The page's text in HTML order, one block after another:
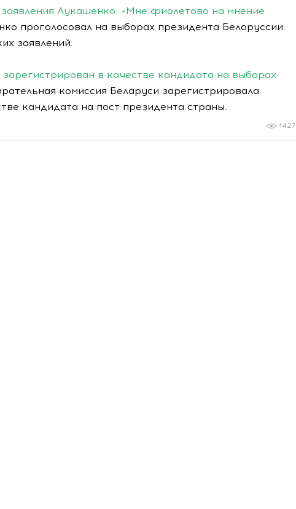
Лукашенко: «Мне фиолетово на мнение
проголосовал на выборах президента Белоруссии.
заявлений.
в качестве кандидата на выборах
комиссия Беларуси зарегистрировала
кандидата на пост президента страны.
1427